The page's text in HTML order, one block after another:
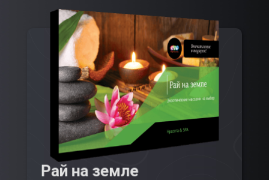
Рай на земле